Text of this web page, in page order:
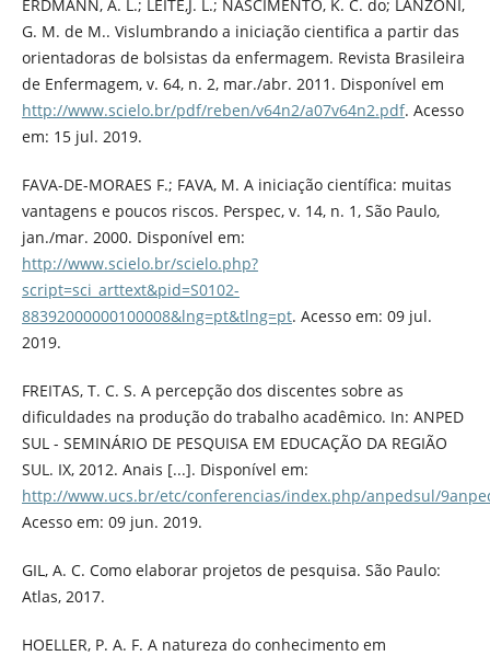
ERDMANN, A. L.; LEITE,J. L.; NASCIMENTO, K. C. do; LANZONI,
G. M. de M.. Vislumbrando a iniciação cientifica a partir das
orientadoras de bolsistas da enfermagem. Revista Brasileira
de Enfermagem, v. 64, n. 2, mar./abr. 2011. Disponível em
http://www.scielo.br/pdf/reben/v64n2/a07v64n2.pdf. Acesso
em: 15 jul. 2019.
FAVA-DE-MORAES F.; FAVA, M. A iniciação científica: muitas
vantagens e poucos riscos. Perspec, v. 14, n. 1, São Paulo,
jan./mar. 2000. Disponível em:
http://www.scielo.br/scielo.php?
script=sci_arttext&pid=S0102-
88392000000100008&lng=pt&tlng=pt. Acesso em: 09 jul.
2019.
FREITAS, T. C. S. A percepção dos discentes sobre as
dificuldades na produção do trabalho acadêmico. In: ANPED
SUL - SEMINÁRIO DE PESQUISA EM EDUCAÇÃO DA REGIÃO
SUL. IX, 2012. Anais [...]. Disponível em:
http://www.ucs.br/etc/conferencias/index.php/anpedsul/
Acesso em: 09 jun. 2019.
GIL, A. C. Como elaborar projetos de pesquisa. São Paulo:
Atlas, 2017.
HOELLER, P. A. F. A natureza do conhecimento em